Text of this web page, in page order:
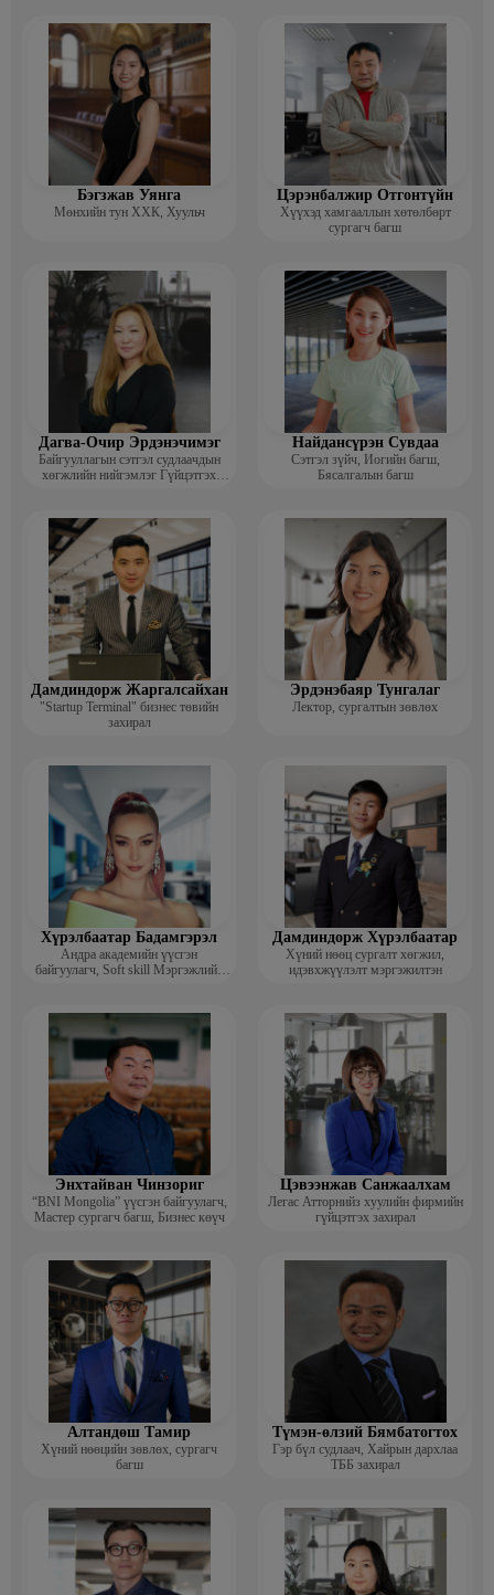
Бэгзжав Уянга
Мөнхийн тун ХХК, Хуульч
Цэрэнбалжир Отгонтүйн
Хүүхэд хамгааллын хөтөлбөрт
сургагч багш
Дагва-Очир Эрдэнэчимэг
Байгууллагын сэтгэл судлаачдын
хөгжлийн нийгэмлэг Гүйцэтгэх
Найдансүрэн Сувдаа
Сэтгэл зүйч, Иогийн багш,
Бясалгалын багш
Дамдиндорж Жаргалсайхан
"Startup Terminal" бизнес төвийн
захирал
Эрдэнэбаяр Тунгалаг
Лектор, сургалтын зөвлөх
Хүрэлбаатар Бадамгэрэл
Андра академийн үүсгэн
байгуулагч, Soft skill Мэргэжлийн
Дамдиндорж Хүрэлбаатар
Хүний нөөц сургалт хөгжил,
идэвхжүүлэлт мэргэжилтэн
Энхтайван Чинзориг
“BNI Mongolia” үүсгэн байгуулагч,
Мастер сургагч багш, Бизнес көүч
Цэвээнжав Санжаалхам
Легас Атторнийз хуулийн фирмийн
гүйцэтгэх захирал
Алтандөш Тамир
Хүний нөөцийн зөвлөх, сургагч
багш
Түмэн-өлзий Бямбатогтох
Гэр бүл судлаач, Хайрын дархлаа
ТББ захирал